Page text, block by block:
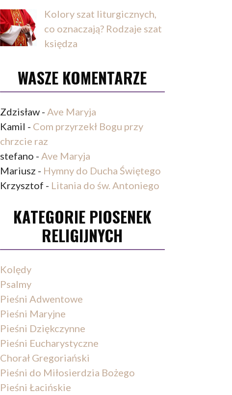
Kolory szat liturgicznych,
co oznaczają? Rodzaje szat
księdza
WASZE KOMENTARZE
Zdzisław- Ave Maryja
Kamil - Com przyrzekł Bogu przy
chrzcie raz
stefano - Ave Maryja
Mariusz - Hymny do Ducha Świętego
Krzysztof - Litania do św. Antoniego
KATEGORIE PIOSENEK
RELIGIJNYCH
Kolędy
Psalmy
Pieśni Adwentowe
Pieśni Maryjne
Pieśni Dziękczynne
Pieśni Eucharystyczne
Chorał Gregoriański
Pieśni do Miłosierdzia Bożego
Pieśni Łacińskie